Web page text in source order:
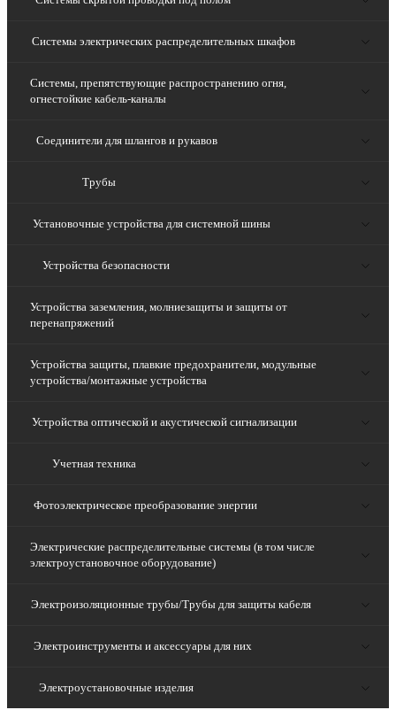
Системы электрических распределительных шкафов
Системы, препятствующие распространению огня,
огнестойкие кабель-каналы
Соединители для шлангов и рукавов
Трубы
Установочные устройства для системной шины
Устройства безопасности
Устройства заземления, молниезащиты и защиты от
перенапряжений
Устройства защиты, плавкие предохранители, модульные
устройства/монтажные устройства
Устройства оптической и акустической сигнализации
Учетная техника
Фотоэлектрическое преобразование энергии
Электрические распределительные системы (в том числе
электроустановочное оборудование)
Электроизоляционные трубы/Трубы для защиты кабеля
Электроинструменты и аксессуары для них
Электроустановочные изделия